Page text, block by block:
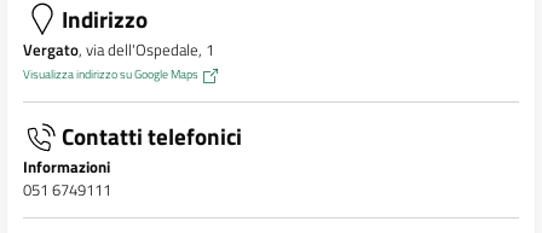
Indirizzo
Vergato, via dell'Ospedale, 1
Visualizza indirizzo su Google Maps
Contatti telefonici
Informazioni
051 6749111